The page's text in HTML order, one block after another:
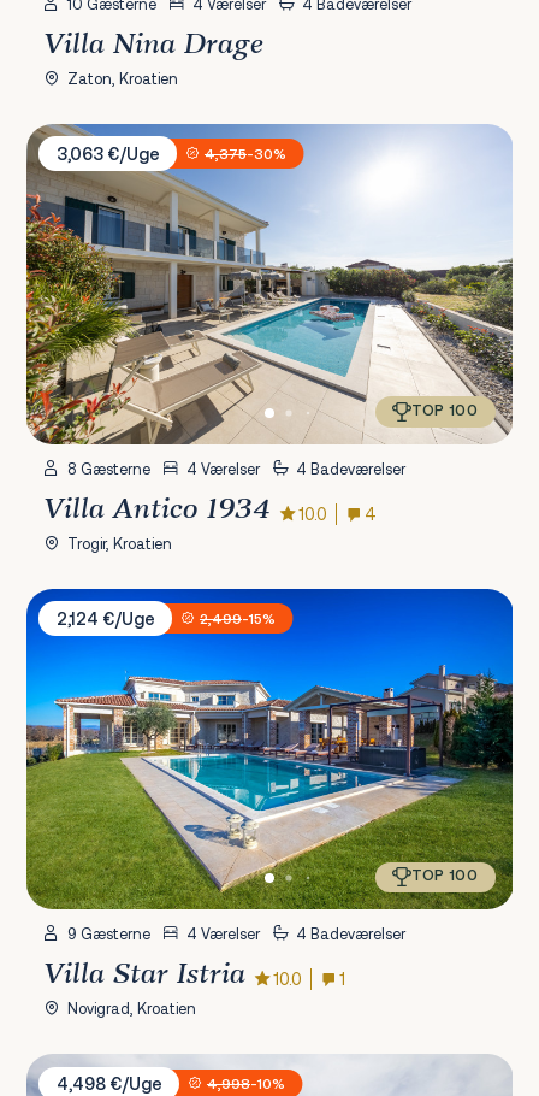
Villa Nina Drage
Zaton, Kroatien
Villa Antico 1934
3,063 €/Uge
4,375-30%
TOP 100
8 Gæsterne 4 Værelser 4 Badeværelser
Villa Antico 1934 10.0 4
Trogir, Kroatien
Villa Star Istria
2,124 €/Uge
2,499-15%
TOP 100
9 Gæsterne 4 Værelser 4 Badeværelser
Villa Star Istria 10.0 1
Novigrad, Kroatien
Villa Sara & Star
4,498 €/Uge
4,998-10%